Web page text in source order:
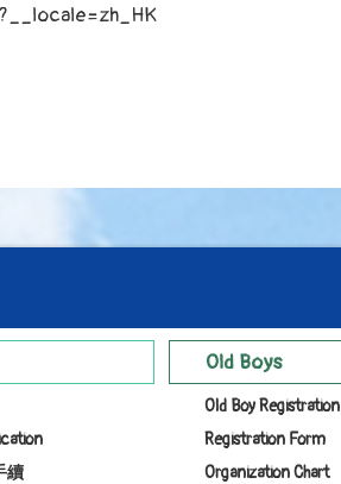
續
Old Boys
Old Boy Registration
Registration Form
Organization Chart